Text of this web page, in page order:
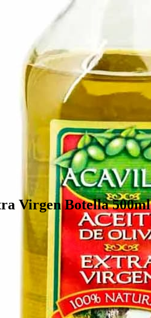
Virgen Botella 500ml